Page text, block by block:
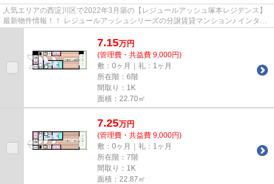
人気エリアの西淀川区で2022年3月築の【レジュールアッシュ塚本レジデンス】
最新物件情報！！ レジュールアッシュシリーズの分譲賃貸マンション♪ インター
7.15万円
(管理費・共益費 9,000円)
敷：0ヶ月｜礼：1ヶ月
所在階：6階
間取り：1K
面積：22.70㎡
7.25万円
(管理費・共益費 9,000円)
敷：0ヶ月｜礼：1ヶ月
所在階：7階
間取り：1K
面積：22.87㎡